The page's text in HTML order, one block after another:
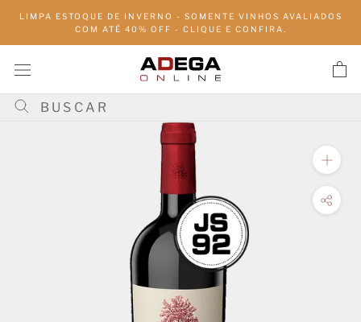
conteúdo
LIMPA ESTOQUE DE INVERNO - SOMENTE VINHOS AVALIADOS
COM ATÉ 40% OFF - CLIQUE E CONFIRA.